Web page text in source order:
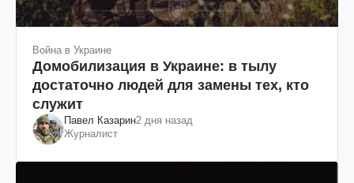
Война в Украине
Домобилизация в Украине: в тылу
достаточно людей для замены тех, кто
служит
Павел Казарин2 дня назад
Журналист